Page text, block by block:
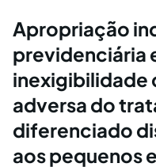
Apropriação
previdenciária
inexigibilidade
adversa do
diferenciado
aos pequenos